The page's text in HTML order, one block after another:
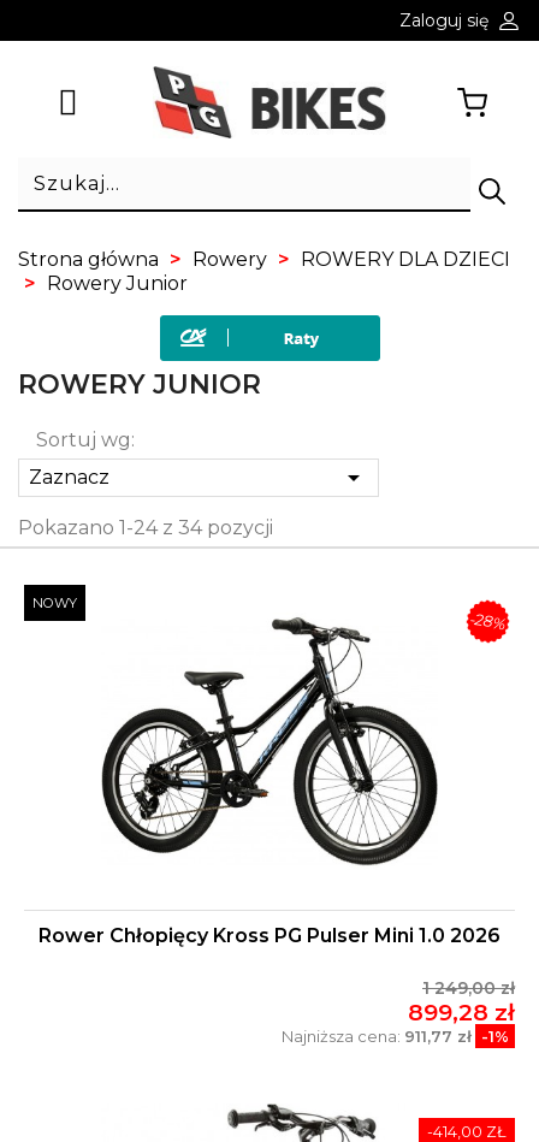
Zaloguj się
Strona główna Rowery
ROWERY DLA DZIECI
Rowery Junior
ROWERY JUNIOR
Sortuj wg:
Zaznacz

Pokazano 1-24 z 34 pozycji
Rower Chłopięcy Kross PG Pulser Mini 1.0 2026
1 249,00 zł
899,28 zł
Najniższa cena: 911,77 zł -1%
NOWY
-28%
-414,00 ZŁ